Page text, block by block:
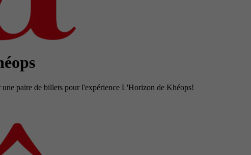
paire de billets pour l'expérience L'Horizon de Khéops!